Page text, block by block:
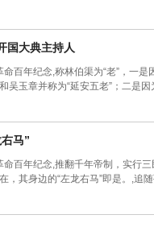
国大典主持人
百年纪念,称林伯渠为“老”，一
吴玉章并称为“延安五老”；二是因
马”
百年纪念,推翻千年帝制，实行
，其身边的“左龙右马”即是。,追